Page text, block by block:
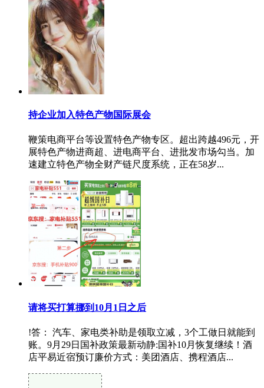
持企业加入特色产物国际展会
鞭策电商平台等设置特色产物专区。超出跨越496元，开
展特色产物进商超、进电商平台、进批发市场勾当。加
速建立特色产物全财产链尺度系统，正在58岁...
请将买打算挪到10月1日之后
!答： 汽车、家电类补助是领取立减，3个工做日就能到
账。9月29日国补政策最新动静:国补10月恢复继续！酒
店平易近宿预订廉价方式：美团酒店、携程酒店...